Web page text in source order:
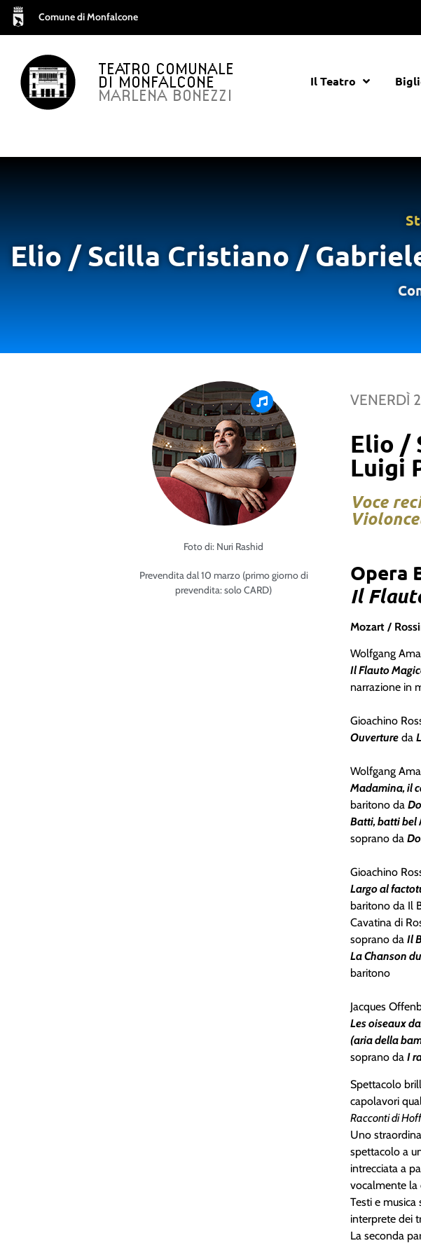
Comune di Monfalcone
TEATRO COMUNALE
DI MONFALCONE
MARLENA BONEZZI
Il Teatro
Elio / Scilla Cristiano /
Foto di: Nuri Rashid
Prevendita dal 10 marzo (primo giorno di
prevendita: solo CARD)
VENERDÌ
Elio /
Luigi
Voce
Opera
Il
Mozart /
Wolfgang
Il Flauto
narrazione in
Gioachino
Ouverture da
Wolfgang
Madamina, il
baritono da
Batti, batti bel
soprano da
Gioachino
Largo al
baritono da Il
Cavatina di
soprano daIl
La Chanson
baritono
Jacques
Les oiseaux
(aria della
soprano daI
Spettacolo
capolavori
Racconti di
Uno
spettacolo a
intrecciata a
vocalmente la
Testi e
interprete dei
La seconda